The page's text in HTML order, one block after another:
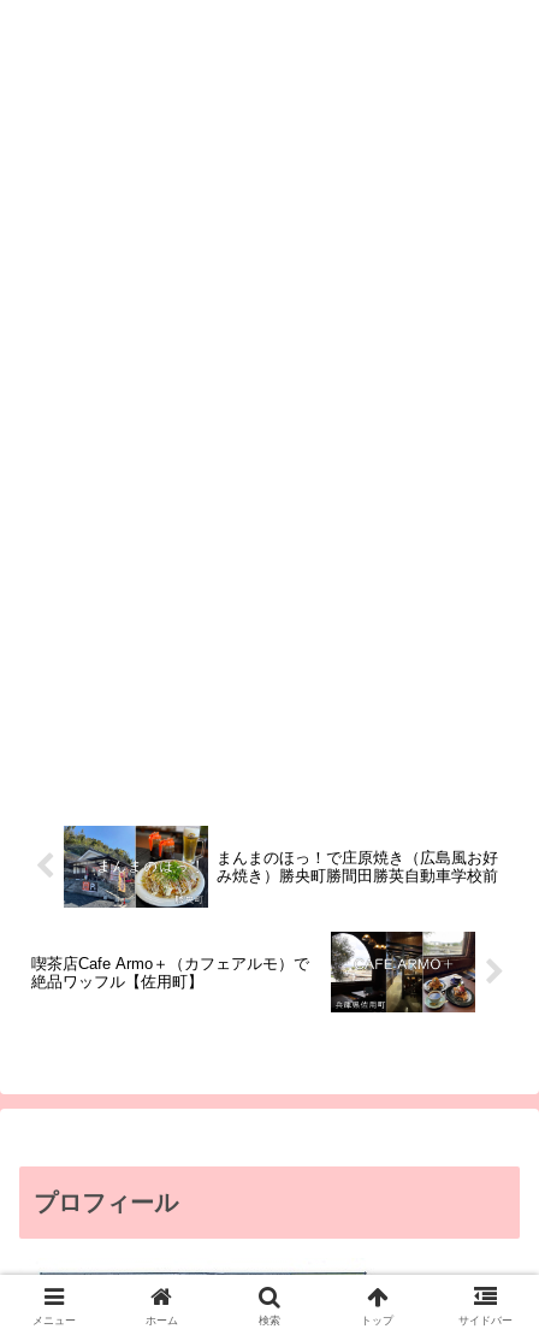
まんまのほっ！で庄原焼き（広島風お好
み焼き）勝央町勝間田勝英自動車学校前
喫茶店Cafe Armo＋（カフェアルモ）で
絶品ワッフル【佐用町】
プロフィール
メニュー ホーム 検索 トップ サイドバー